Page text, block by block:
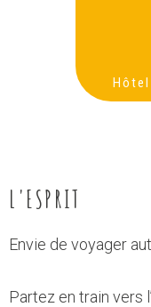
Hôtel
L'ESPRIT
Envie de voyager
Partez en train vers